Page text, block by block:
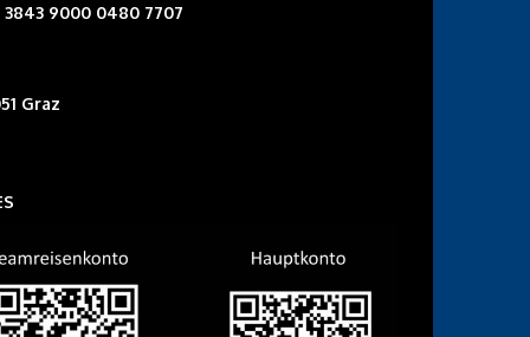
9000 0480 7707
Graz